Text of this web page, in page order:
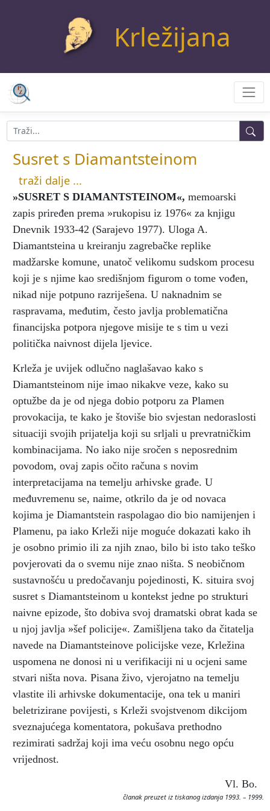
Krležijana
Susret s Diamantsteinom
traži dalje ...
»SUSRET S DIAMANTSTEINOM«, memoarski
zapis priređen prema »rukopisu iz 1976« za knjigu
Dnevnik 1933-42 (Sarajevo 1977). Uloga A.
Diamantsteina u kreiranju zagrebačke replike
madžarske komune, unatoč velikomu sudskom procesu
koji je s njime kao središnjom figurom o tome vođen,
nikad nije potpuno razriješena. U naknadnim se
raspravama, međutim, često javlja problematična
financijska potpora njegove misije te s tim u vezi
politička naivnost dijela ljevice.
Krleža je uvijek odlučno naglašavao kako s
Diamantsteinom nije imao nikakve veze, kako su
optužbe da je od njega dobio potporu za Plamen
provokacija, te kako je štoviše bio svjestan nedoraslosti
situaciji svojih prijatelja koji su srljali u prevratničkim
kombinacijama. No iako nije sročen s neposrednim
povodom, ovaj zapis očito računa s novim
interpretacijama na temelju arhivske građe. U
međuvremenu se, naime, otkrilo da je od novaca
kojima je Diamantstein raspolagao dio bio namijenjen i
Plamenu, pa iako Krleži nije moguće dokazati kako ih
je osobno primio ili za njih znao, bilo bi isto tako teško
povjerovati da o svemu nije znao ništa. S neobičnom
sustavnošću u predočavanju pojedinosti, K. situira svoj
susret s Diamantsteinom u kontekst jedne po strukturi
naivne epizode, što dobiva svoj dramatski obrat kada se
u njoj javlja »šef policije«. Zamišljena tako da čitatelja
navede na Diamantsteinove policijske veze, Krležina
uspomena ne donosi ni u verifikaciji ni u ocjeni same
stvari ništa nova. Pisana živo, vjerojatno na temelju
vlastite ili arhivske dokumentacije, ona tek u maniri
beletrizirane povijesti, s Krleži svojstvenom dikcijom
sveznajućega komentatora, pokušava prethodno
rezimirati sadržaj koji ima veću osobnu nego opću
vrijednost.
Vl. Bo.
članak preuzet iz tiskanog izdanja 1993. – 1999.